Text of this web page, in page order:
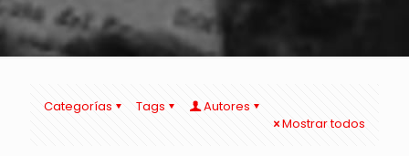
Categorías Tags
Autores
Mostrar todos